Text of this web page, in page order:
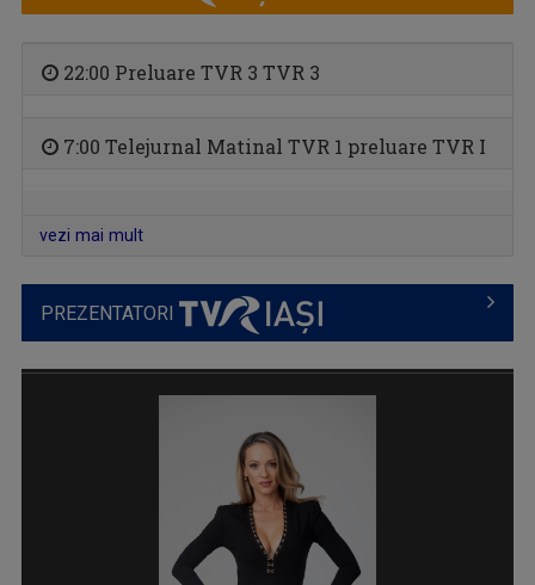
Emisiune matinală, de luni până vineri, de la ...
22:00 Preluare TVR 3 TVR 3
7:00 Telejurnal Matinal TVR 1 preluare TVR I
vezi mai mult
PREZENTATORI